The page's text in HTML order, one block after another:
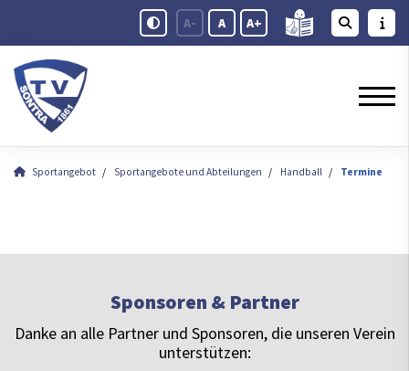
A- A A+
Sportangebot Sportangebote und Abteilungen Handball Termine
Sponsoren & Partner
Danke an alle Partner und Sponsoren, die unseren Verein
unterstützen: